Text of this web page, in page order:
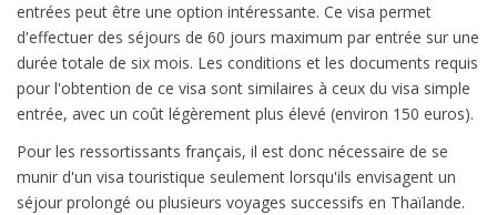
entrées peut être une option intéressante. Ce visa permet
d'effectuer des séjours de 60 jours maximum par entrée sur une
durée totale de six mois. Les conditions et les documents requis
pour l'obtention de ce visa sont similaires à ceux du visa simple
entrée, avec un coût légèrement plus élevé (environ 150 euros).
Pour les ressortissants français, il est donc nécessaire de se
munir d'un visa touristique seulement lorsqu'ils envisagent un
séjour prolongé ou plusieurs voyages successifs en Thaïlande.